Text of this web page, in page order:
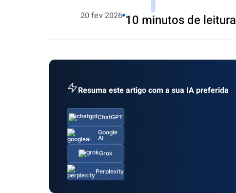
20 fev 2026 10 minutos de leitura
Resuma este artigo com a sua IA preferida
ChatGPT
Google
AI
Grok
Perplexity